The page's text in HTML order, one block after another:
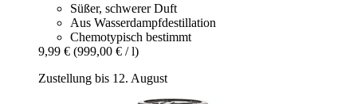
Süßer, schwerer Duft
Aus Wasserdampfdestillation
Chemotypisch bestimmt
9,99 € (999,00 € / l)
Zustellung bis 12. August